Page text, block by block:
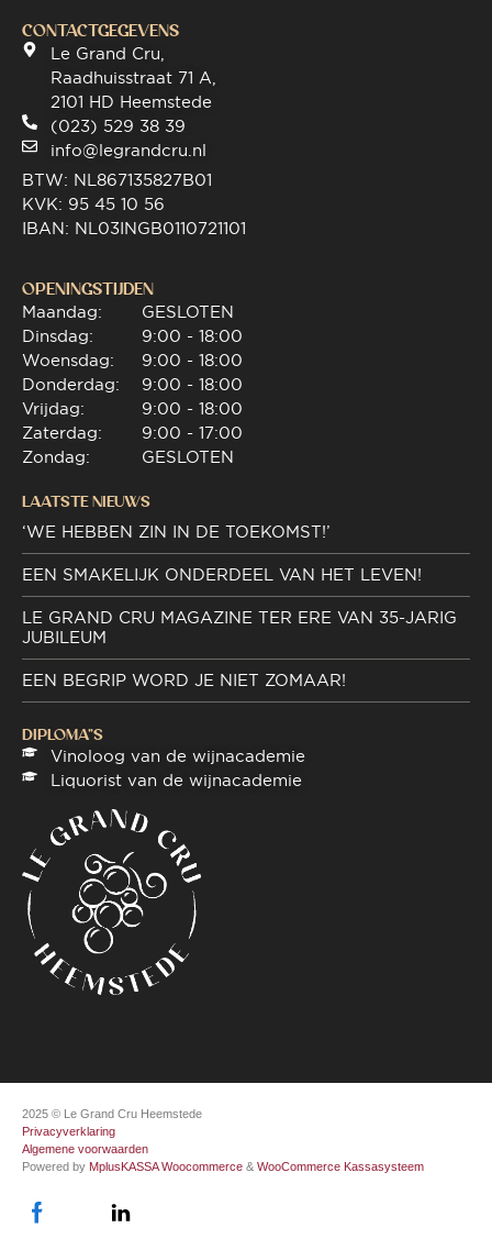
CONTACTGEGEVENS
Le Grand Cru,
Raadhuisstraat 71 A,
2101 HD Heemstede
(023) 529 38 39
info@legrandcru.nl
BTW: NL867135827B01
KVK: 95 45 10 56
IBAN: NL03INGB0110721101
OPENINGSTIJDEN
Maandag:
Dinsdag:
Woensdag:
Donderdag:
Vrijdag:
Zaterdag:
Zondag:
GESLOTEN
9:00 - 18:00
9:00 - 18:00
9:00 - 18:00
9:00 - 18:00
9:00 - 17:00
GESLOTEN
LAATSTE NIEUWS
‘WE HEBBEN ZIN IN DE TOEKOMST!’
EEN SMAKELIJK ONDERDEEL VAN HET LEVEN!
LE GRAND CRU MAGAZINE TER ERE VAN 35-JARIG
JUBILEUM
EEN BEGRIP WORD JE NIET ZOMAAR!
DIPLOMA"S
Vinoloog van de wijnacademie
Liquorist van de wijnacademie
2025 © Le Grand Cru Heemstede
Privacyverklaring
Algemene voorwaarden
Powered by MplusKASSA Woocommerce & WooCommerce Kassasysteem